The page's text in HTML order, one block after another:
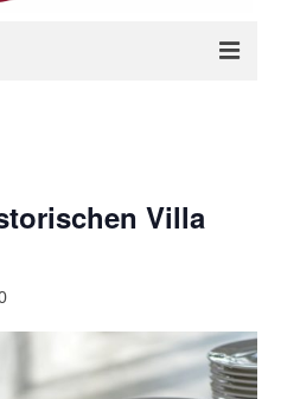
Villa